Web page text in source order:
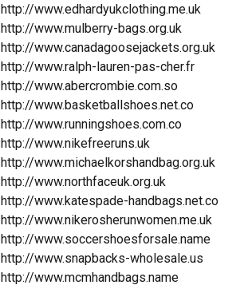
http://www.edhardyukclothing.me.uk
http://www.mulberry-bags.org.uk
http://www.canadagoosejackets.org.uk
http://www.ralph-lauren-pas-cher.fr
http://www.abercrombie.com.so
http://www.basketballshoes.net.co
http://www.runningshoes.com.co
http://www.nikefreeruns.uk
http://www.michaelkorshandbag.org.uk
http://www.northfaceuk.org.uk
http://www.katespade-handbags.net.co
http://www.nikerosherunwomen.me.uk
http://www.soccershoesforsale.name
http://www.snapbacks-wholesale.us
http://www.mcmhandbags.name